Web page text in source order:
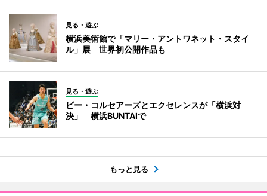
見る・遊ぶ
横浜美術館で「マリー・アントワネット・スタイ
ル」展 世界初公開作品も
見る・遊ぶ
ビー・コルセアーズとエクセレンスが「横浜対
決」 横浜BUNTAIで
もっと見る